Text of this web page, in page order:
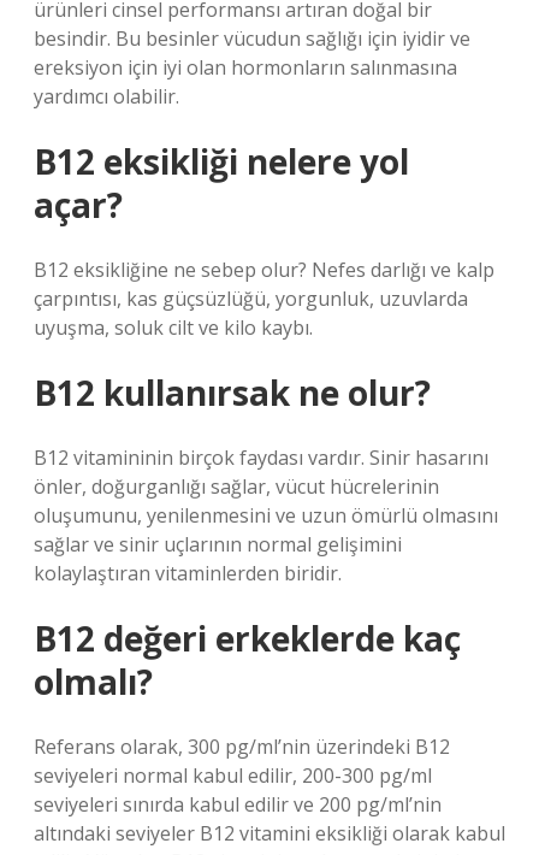
ürünleri cinsel performansı artıran doğal bir
besindir. Bu besinler vücudun sağlığı için iyidir ve
ereksiyon için iyi olan hormonların salınmasına
yardımcı olabilir.
B12 eksikliği nelere yol
açar?
B12 eksikliğine ne sebep olur? Nefes darlığı ve kalp
çarpıntısı, kas güçsüzlüğü, yorgunluk, uzuvlarda
uyuşma, soluk cilt ve kilo kaybı.
B12 kullanırsak ne olur?
B12 vitamininin birçok faydası vardır. Sinir hasarını
önler, doğurganlığı sağlar, vücut hücrelerinin
oluşumunu, yenilenmesini ve uzun ömürlü olmasını
sağlar ve sinir uçlarının normal gelişimini
kolaylaştıran vitaminlerden biridir.
B12 değeri erkeklerde kaç
olmalı?
Referans olarak, 300 pg/ml’nin üzerindeki B12
seviyeleri normal kabul edilir, 200-300 pg/ml
seviyeleri sınırda kabul edilir ve 200 pg/ml’nin
altındaki seviyeler B12 vitamini eksikliği olarak kabul